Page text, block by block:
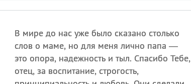
В мире до нас уже было сказано столько
слов о маме, но для меня лично папа —
это опора, надежность и тыл. Спасибо Тебе,
отец, за воспитание, строгость,